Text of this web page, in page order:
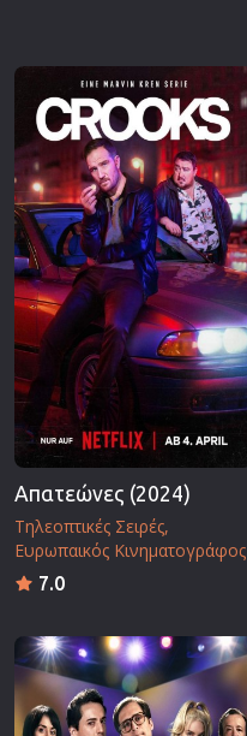
Απατεώνες (2024)
Τηλεοπτικές Σειρές
Ευρωπαικός Κινηματογράφος
7.0